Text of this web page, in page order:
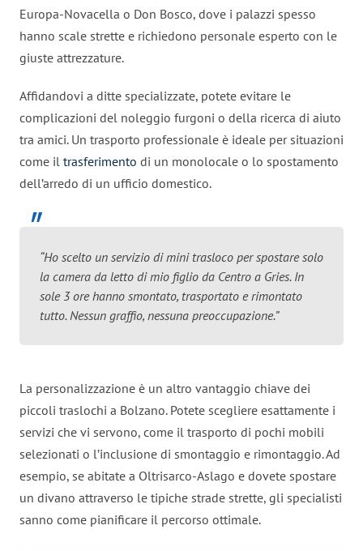
Europa-Novacella o Don Bosco, dove i palazzi spesso
hanno scale strette e richiedono personale esperto con le
giuste attrezzature.
Affidandovi a ditte specializzate, potete evitare le
complicazioni del noleggio furgoni o della ricerca di aiuto
tra amici. Un trasporto professionale è ideale per situazioni
come il trasferimento di un monolocale o lo spostamento
dell’arredo di un ufficio domestico.
“Ho scelto un servizio di mini trasloco per spostare solo
la camera da letto di mio figlio da Centro a Gries. In
sole 3 ore hanno smontato, trasportato e rimontato
tutto. Nessun graffio, nessuna preoccupazione.”
La personalizzazione è un altro vantaggio chiave dei
piccoli traslochi a Bolzano. Potete scegliere esattamente i
servizi che vi servono, come il trasporto di pochi mobili
selezionati o l’inclusione di smontaggio e rimontaggio. Ad
esempio, se abitate a Oltrisarco-Aslago e dovete spostare
un divano attraverso le tipiche strade strette, gli specialisti
sanno come pianificare il percorso ottimale.